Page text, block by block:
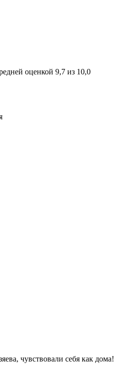
оценкой 9,7 из 10,0
чувствовали себя как дома!